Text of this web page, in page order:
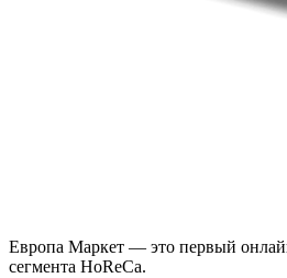
Европа Маркет — это первый
сегмента HoReCa.